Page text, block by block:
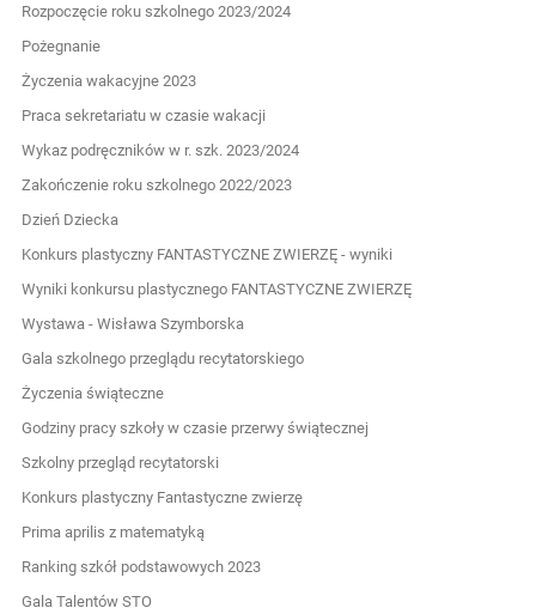
Rozpoczęcie roku szkolnego 2023/2024
Pożegnanie
Życzenia wakacyjne 2023
Praca sekretariatu w czasie wakacji
Wykaz podręczników w r. szk. 2023/2024
Zakończenie roku szkolnego 2022/2023
Dzień Dziecka
Konkurs plastyczny FANTASTYCZNE ZWIERZĘ - wyniki
Wyniki konkursu plastycznego FANTASTYCZNE ZWIERZĘ
Wystawa - Wisława Szymborska
Gala szkolnego przeglądu recytatorskiego
Życzenia świąteczne
Godziny pracy szkoły w czasie przerwy świątecznej
Szkolny przegląd recytatorski
Konkurs plastyczny Fantastyczne zwierzę
Prima aprilis z matematyką
Ranking szkół podstawowych 2023
Gala Talentów STO